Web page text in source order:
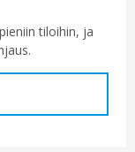
tiloihin, ja